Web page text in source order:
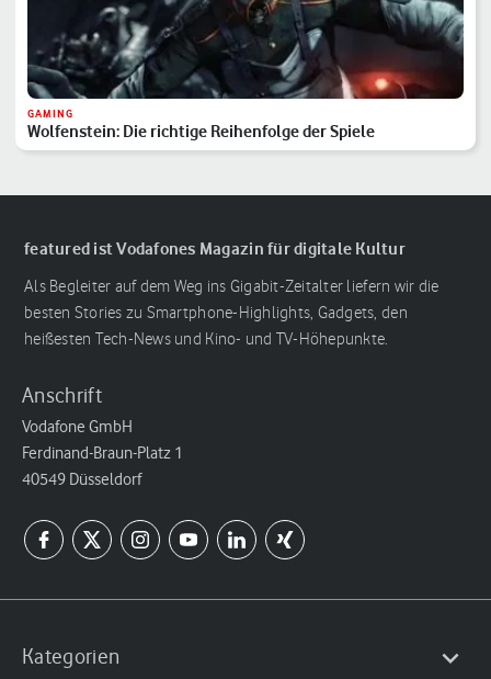
GAMING
Wolfenstein: Die richtige Reihenfolge der Spiele
featured ist Vodafones Magazin für digitale Kultur
Als Begleiter auf dem Weg ins Gigabit-Zeitalter liefern wir die
besten Stories zu Smartphone-Highlights, Gadgets, den
heißesten Tech-News und Kino- und TV-Höhepunkte.
Anschrift
Vodafone GmbH
Ferdinand-Braun-Platz 1
40549 Düsseldorf
Kategorien